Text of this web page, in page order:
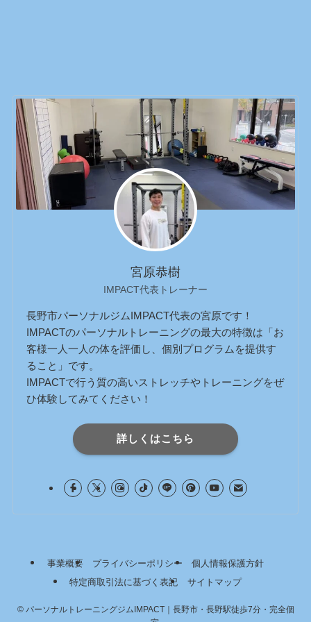
宮原恭樹
IMPACT代表トレーナー
長野市パーソナルジムIMPACT代表の宮原です！
IMPACTのパーソナルトレーニングの最大の特徴は「お
客様一人一人の体を評価し、個別プログラムを提供す
ること」です。
IMPACTで行う質の高いストレッチやトレーニングをぜ
ひ体験してみてください！
詳しくはこちら
事業概要 プライバシーポリシー
個人情報保護方針
特定商取引法に基づく表記
サイトマップ
©パーソナルトレーニングジムIMPACT｜長野市・長野駅徒歩7分・完全個